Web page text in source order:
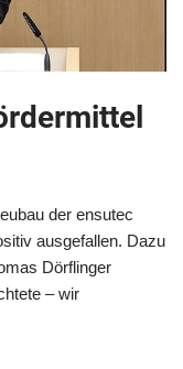
der ensutec
ausgefallen. Dazu
Dörflinger
– wir